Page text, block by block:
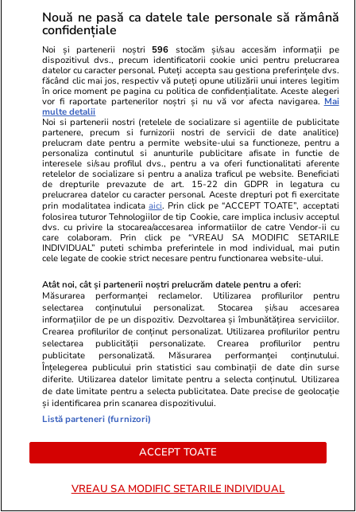
femeile: când se schimbă
radical legea
Știri România 13:49
Se circulă bară la bară pe
Autostrada Soarelui, înainte și
după stația de taxare Fetești
Știri România 13:25
Două mașini s-au ciocnit și au
fost proiectate în șanț în urma
unui grav accident pe DN1A.
Traficul este blocat la Boldești-
Scăeni
Știri România
Toată lumea se oprește la
această tarabă cu roșii din Piața
Obor. Cât costă kilogramul de
Nouă ne pasă ca datele tale personale să rămână
confidențiale
Noi și partenerii noștri 596 stocăm și/sau accesăm informații pe
dispozitivul dvs., precum identificatorii cookie unici pentru prelucrarea
datelor cu caracter personal. Puteți accepta sau gestiona preferințele dvs.
făcând clic mai jos, respectiv vă puteți opune utilizării unui interes legitim
în orice moment pe pagina cu politica de confidențialitate. Aceste alegeri
vor fi raportate partenerilor noștri și nu vă vor afecta navigarea. Mai
multe detalii
Noi si partenerii nostri (retelele de socializare si agentiile de publicitate
partenere, precum si furnizorii nostri de servicii de date analitice)
prelucram date pentru a permite website-ului sa functioneze, pentru a
personaliza continutul si anunturile publicitare afisate in functie de
interesele si/sau profilul dvs., pentru a va oferi functionalitati aferente
retelelor de socializare si pentru a analiza traficul pe website. Beneficiati
de drepturile prevazute de art. 15-22 din GDPR in legatura cu
prelucrarea datelor cu caracter personal. Aceste drepturi pot fi exercitate
prin modalitatea indicataaici. Prin click pe “ACCEPT TOATE”, acceptati
folosirea tuturor Tehnologiilor de tip Cookie, care implica inclusiv acceptul
dvs. cu privire la stocarea/accesarea informatiilor de catre Vendor-ii cu
care colaboram. Prin click pe “VREAU SA MODIFIC SETARILE
INDIVIDUAL” puteti schimba preferintele in mod individual, mai putin
cele legate de cookie strict necesare pentru functionarea website-ului.
Atât noi, cât și partenerii noștri prelucrăm datele pentru a oferi:
Măsurarea performanței reclamelor. Utilizarea profilurilor pentru
selectarea conținutului personalizat. Stocarea și/sau accesarea
informațiilor de pe un dispozitiv. Dezvoltarea și îmbunătățirea serviciilor.
Crearea profilurilor de conținut personalizat. Utilizarea profilurilor pentru
selectarea publicității personalizate. Crearea profilurilor pentru
publicitate personalizată. Măsurarea performanței conținutului.
Înțelegerea publicului prin statistici sau combinații de date din surse
diferite. Utilizarea datelor limitate pentru a selecta conținutul. Utilizarea
de date limitate pentru a selecta publicitatea. Date precise de geolocație
și identificarea prin scanarea dispozitivului.
Listă parteneri (furnizori)
ACCEPT TOATE
VREAU SA MODIFIC SETARILE INDIVIDUAL